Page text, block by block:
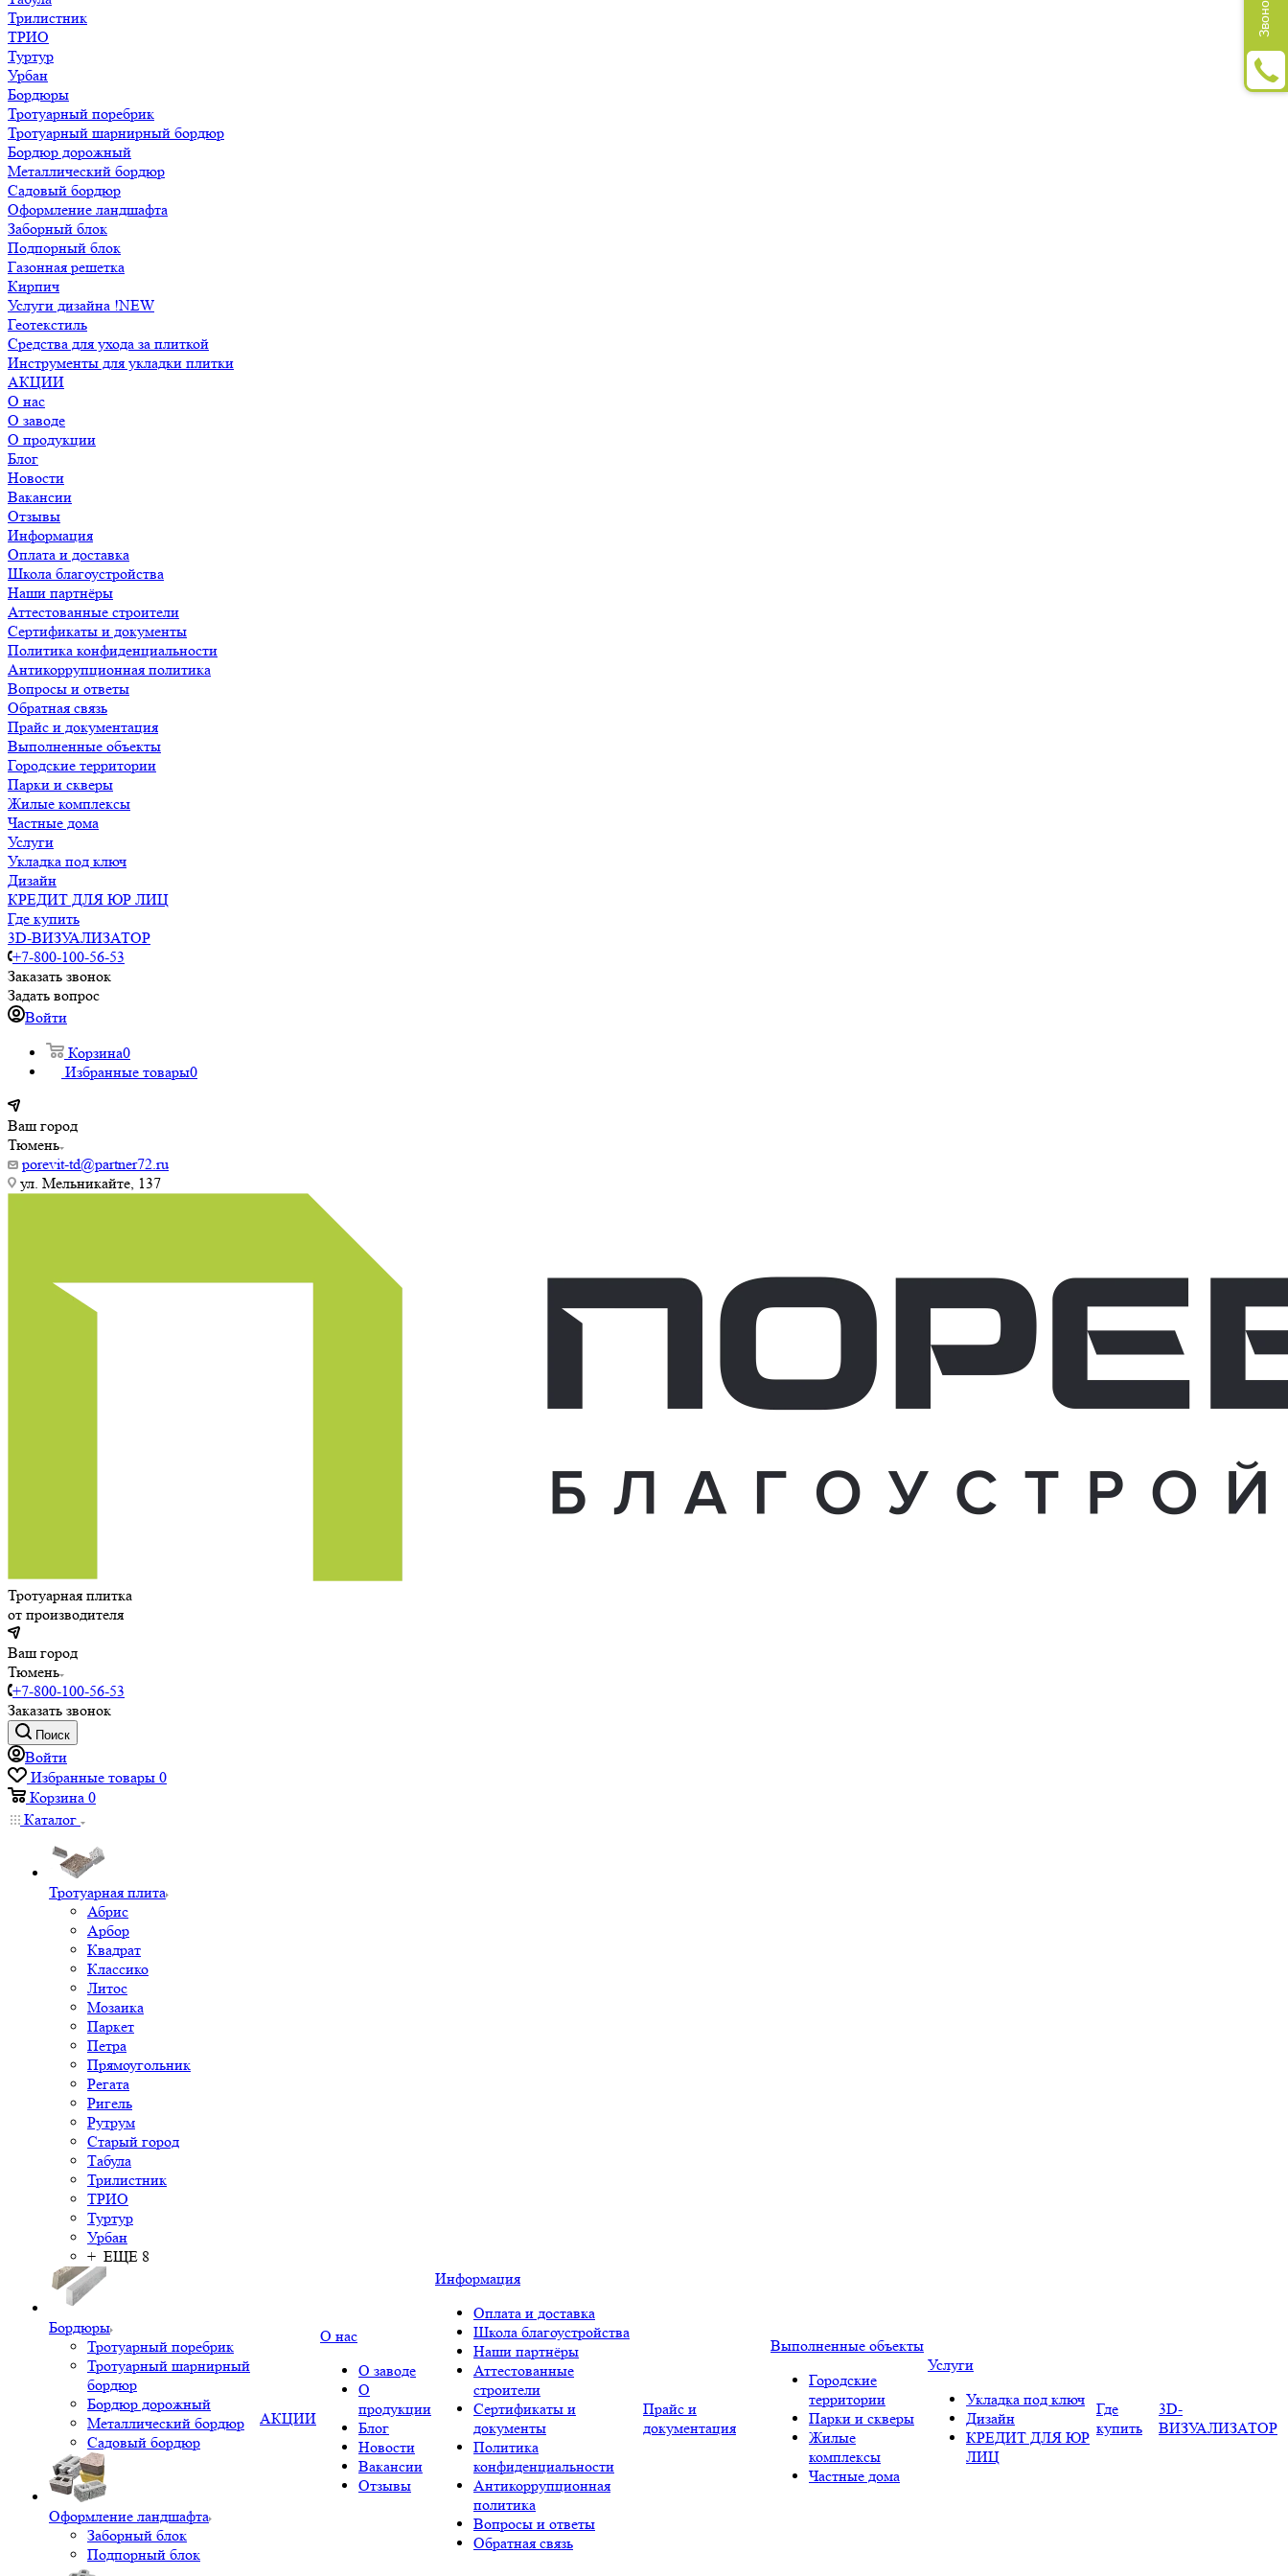
Трилистник
ТРИО
Туртур
Урбан
Бордюры
Тротуарный поребрик
Тротуарный шарнирный бордюр
Бордюр дорожный
Металлический бордюр
Садовый бордюр
Оформление ландшафта
Заборный блок
Подпорный блок
Газонная решетка
Кирпич
Услуги дизайна !NEW
Геотекстиль
Средства для ухода за плиткой
Инструменты для укладки плитки
АКЦИИ
О нас
О заводе
О продукции
Блог
Новости
Вакансии
Отзывы
Информация
Оплата и доставка
Школа благоустройства
Наши партнёры
Аттестованные строители
Сертификаты и документы
Политика конфиденциальности
Антикоррупционная политика
Вопросы и ответы
Обратная связь
Прайс и документация
Выполненные объекты
Городские территории
Парки и скверы
Жилые комплексы
Частные дома
Услуги
Укладка под ключ
Дизайн
КРЕДИТ ДЛЯ ЮР ЛИЦ
Где купить
3D-ВИЗУАЛИЗАТОР
+7-800-100-56-53
Заказать звонок
Задать вопрос
Войти
Корзина0
Избранные товары0
Ваш город
Тюмень
porevit-td@partner72.ru
ул. Мельникайте, 137
Тротуарная плитка
от производителя
Ваш город
Тюмень
+7-800-100-56-53
Заказать звонок
Поиск
Войти
Избранные товары 0
Корзина 0
Каталог
Тротуарная плита
Абрис
Арбор
Квадрат
Классико
Литос
Мозаика
Паркет
Петра
Прямоугольник
Регата
Ригель
Рутрум
Старый город
Табула
Трилистник
ТРИО
Туртур
Урбан
+ ЕЩЕ 8
Бордюры
Тротуарный поребрик
Тротуарный шарнирный
бордюр
Бордюр дорожный
Металлический бордюр
Садовый бордюр
Оформление ландшафта
Заборный блок
Подпорный блок
АКЦИИ
О нас
О заводе
О
продукции
Блог
Новости
Вакансии
Отзывы
Информация
Оплата и доставка
Школа благоустройства
Наши партнёры
Аттестованные
строители
Сертификаты и
документы
Политика
конфиденциальности
Антикоррупционная
политика
Вопросы и ответы
Обратная связь
Прайс и
документация
Выполненные объекты
Городские
территории
Парки и скверы
Жилые
комплексы
Частные дома
Услуги
Укладка под ключ
Дизайн
КРЕДИТ ДЛЯ ЮР
ЛИЦ
Где
купить
3D-
ВИЗУАЛИЗАТОР